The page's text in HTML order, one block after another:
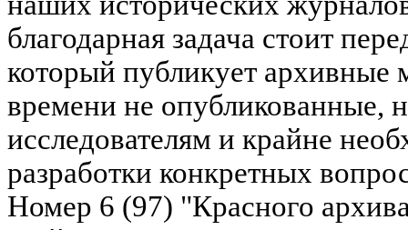
благодарная задача стоит
который публикует архивные
времени не опубликованные,
исследователям и крайне
разработки конкретных
Номер 6 (97) "Красного